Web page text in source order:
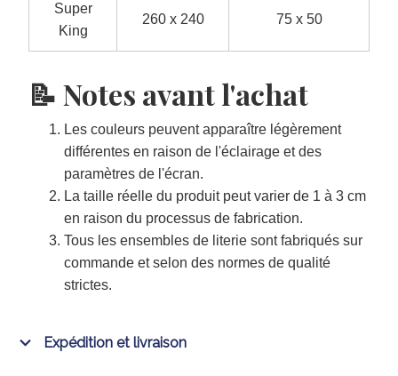
Super
King
260 x 240 75 x 50
📝 Notes avant l'achat
Les couleurs peuvent apparaître légèrement
différentes en raison de l'éclairage et des
paramètres de l'écran.
La taille réelle du produit peut varier de 1 à 3 cm
en raison du processus de fabrication.
Tous les ensembles de literie sont fabriqués sur
commande et selon des normes de qualité
strictes.
Expédition et livraison